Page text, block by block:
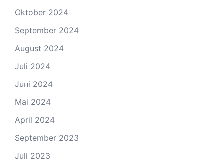
Oktober 2024
September 2024
August 2024
Juli 2024
Juni 2024
Mai 2024
April 2024
September 2023
Juli 2023